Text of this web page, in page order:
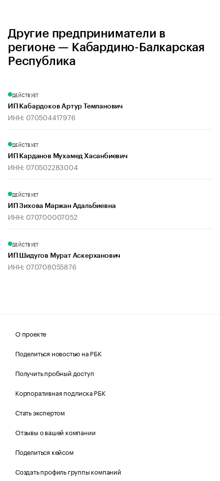
Другие предприниматели в
регионе — Кабардино-Балкарская
Республика
ДЕЙСТВУЕТ
ИП Кабардоков Артур Темланович
ИНН: 070504417976
ДЕЙСТВУЕТ
ИП Карданов Мухамед Хасанбиевич
ИНН: 070502283004
ДЕЙСТВУЕТ
ИП Зихова Маржан Адальбиевна
ИНН: 070700007052
ДЕЙСТВУЕТ
ИП Шидугов Мурат Аскерханович
ИНН: 070708055876
О проекте
Поделиться новостью на РБК
Получить пробный доступ
Корпоративная подписка РБК
Стать экспертом
Отзывы о вашей компании
Поделиться кейсом
Создать профиль группы компаний